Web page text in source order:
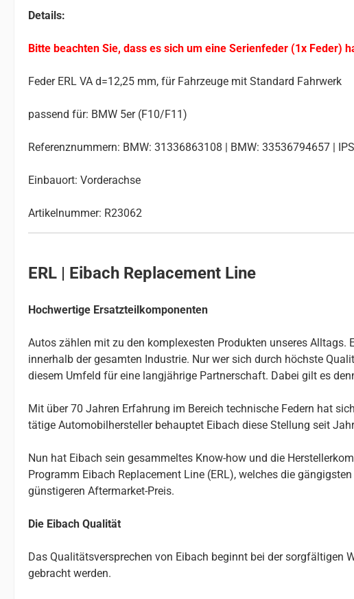
Details:
Bitte beachten Sie, dass es sich um eine Serienfeder (1x Feder)
Feder ERL VA d=12,25 mm, für Fahrzeuge mit Standard Fahrwerk
passend für: BMW 5er (F10/F11)
Referenznummern: BMW: 31336863108 | BMW: 33536794657 |
Einbauort: Vorderachse
Artikelnummer: R23062
ERL | Eibach Replacement Line
Hochwertige Ersatzteilkomponenten
Autos zählen mit zu den komplexesten Produkten unseres
innerhalb der gesamten Industrie. Nur wer sich durch höchste
diesem Umfeld für eine langjährige Partnerschaft. Dabei gilt es
Mit über 70 Jahren Erfahrung im Bereich technische Federn hat
tätige Automobilhersteller behauptet Eibach diese Stellung seit
Nun hat Eibach sein gesammeltes Know-how und die
Programm Eibach Replacement Line (ERL), welches die
günstigeren Aftermarket-Preis.
Die Eibach Qualität
Das Qualitätsversprechen von Eibach beginnt bei der sorgfältigen
gebracht werden.